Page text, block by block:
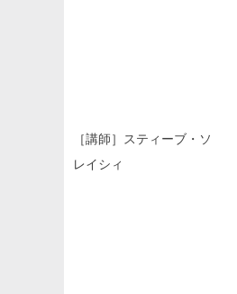
［講師］スティーブ・ソ
レイシィ